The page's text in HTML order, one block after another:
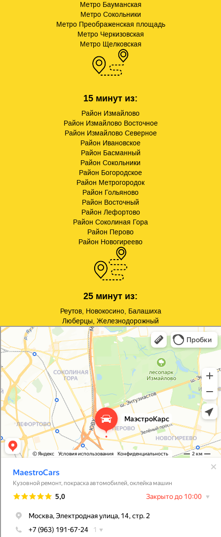
Метро Бауманская
Метро Сокольники
Метро Преображенская площадь
Метро Черкизовская
Метро Щелковская
15 минут из:
Район Измайлово
Район Измайлово Восточное
Район Измайлово Северное
Район Ивановское
Район Басманный
Район Сокольники
Район Богородское
Район Метрогородок
Район Гольяново
Район Восточный
Район Лефортово
Район Соколиная Гора
Район Перово
Район Новогиреево
25 минут из:
Реутов, Новокосино, Балашиха
Люберцы, Железнодорожный